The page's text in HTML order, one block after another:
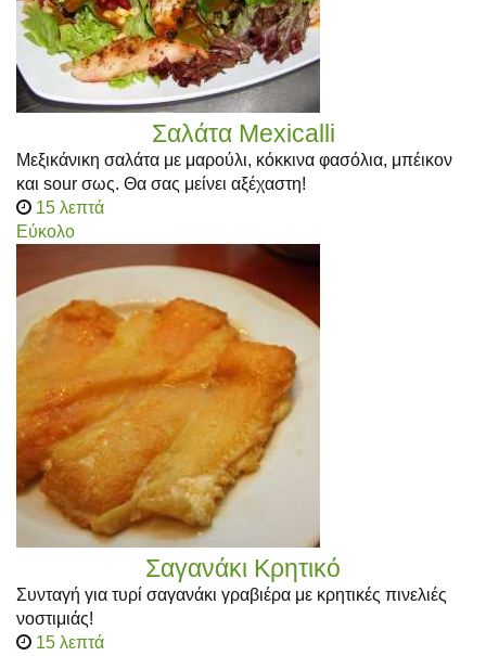
Σαλάτα Mexicalli
Μεξικάνικη σαλάτα με μαρούλι, κόκκινα φασόλια, μπέικον
και sour σως. Θα σας μείνει αξέχαστη!
15 λεπτά
Εύκολο
Σαγανάκι Κρητικό
Συνταγή για τυρί σαγανάκι γραβιέρα με κρητικές πινελιές
νοστιμιάς!
15 λεπτά